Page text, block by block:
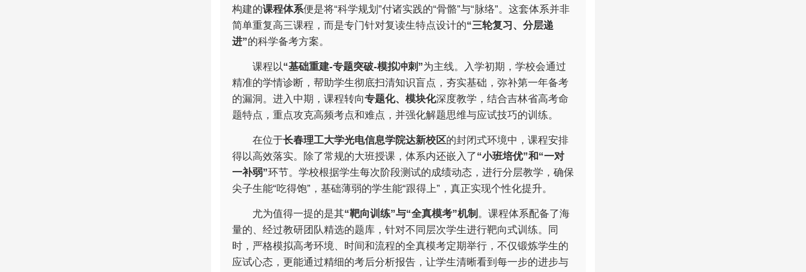
构建的课程体系便是将“科学规划”付诸实践的“骨骼”与“脉络”。这套体系并非
简单重复高三课程，而是专门针对复读生特点设计的“三轮复习、分层递
进”的科学备考方案。
课程以“基础重建-专题突破-模拟冲刺”为主线。入学初期，学校会通过
精准的学情诊断，帮助学生彻底扫清知识盲点，夯实基础，弥补第一年备考
的漏洞。进入中期，课程转向专题化、模块化深度教学，结合吉林省高考命
题特点，重点攻克高频考点和难点，并强化解题思维与应试技巧的训练。
在位于长春理工大学光电信息学院达新校区的封闭式环境中，课程安排
得以高效落实。除了常规的大班授课，体系内还嵌入了“小班培优”和“一对
一补弱”环节。学校根据学生每次阶段测试的成绩动态，进行分层教学，确保
尖子生能“吃得饱”，基础薄弱的学生能“跟得上”，真正实现个性化提升。
尤为值得一提的是其“靶向训练”与“全真模考”机制 。课程体系配备了海
量的、经过教研团队精选的题库，针对不同层次学生进行靶向式训练。同
时，严格模拟高考环境、时间和流程的全真模考定期举行，不仅锻炼学生的
应试心态，更能通过精细的考后分析报告，让学生清晰看到每一步的进步与